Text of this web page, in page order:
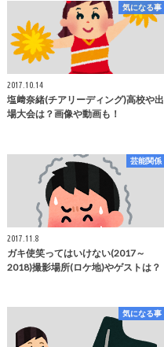
気になる事
2017.10.14
塩﨑奈緒(チアリーディング)高校や出
場大会は？画像や動画も！
芸能関係
2017.11.8
ガキ使笑ってはいけない(2017～
2018)撮影場所(ロケ地)やゲストは？
気になる事